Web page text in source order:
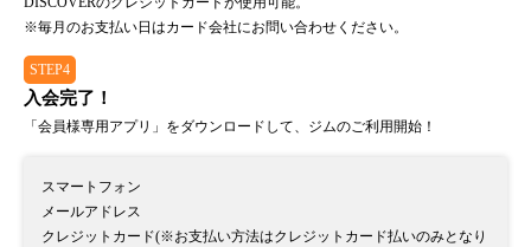
※毎月のお支払い日はカード会社にお問い合わせください。
STEP4
入会完了！
「会員様専用アプリ」をダウンロードして、ジムのご利用開始！
スマートフォン
メールアドレス
クレジットカード(※お支払い方法はクレジットカード払いのみとなり